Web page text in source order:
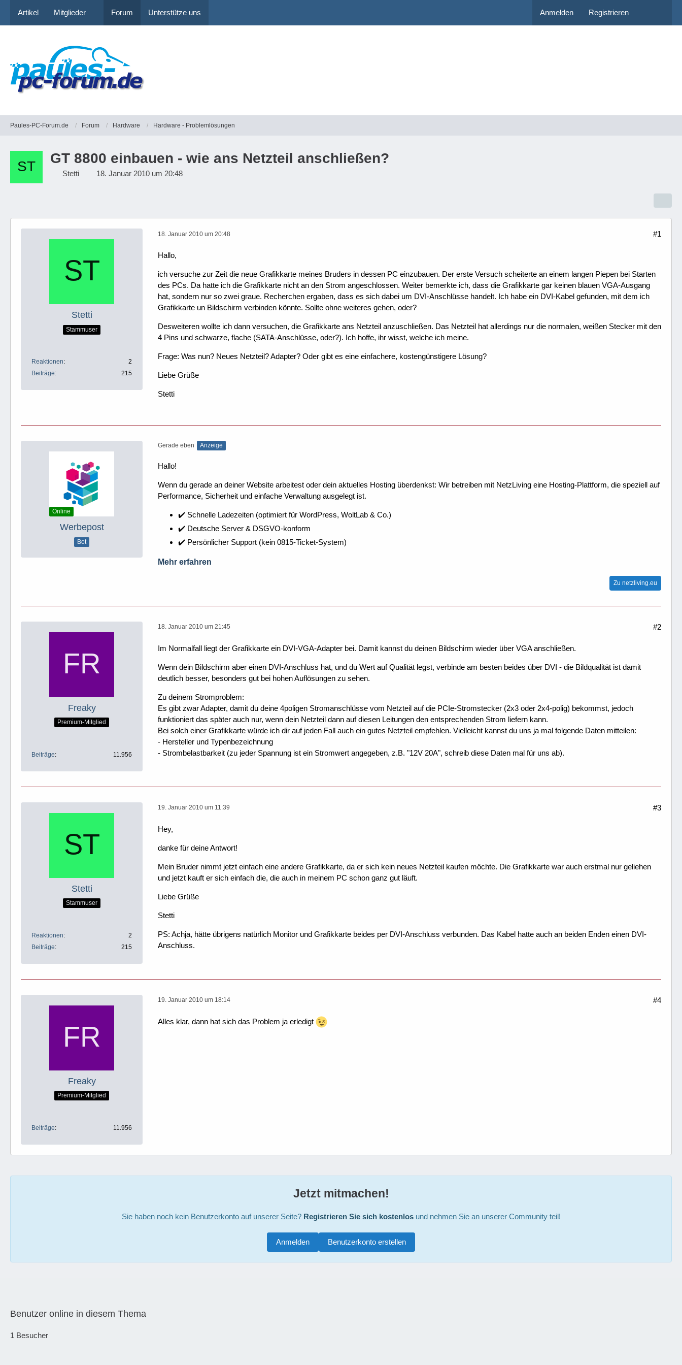
Artikel Mitglieder Forum Unterstütze uns Anmelden Registrieren
Paules-PC-Forum.de Forum Hardware Hardware - Problemlösungen
GT 8800 einbauen - wie ans Netzteil anschließen?
Stetti 18. Januar 2010 um 20:48
Stetti
Stammuser
Reaktionen
2
Beiträge
215
18. Januar 2010 um 20:48 #1
Hallo,
ich versuche zur Zeit die neue Grafikkarte meines Bruders in dessen PC einzubauen. Der erste Versuch scheiterte an einem langen Piepen bei Starten
des PCs. Da hatte ich die Grafikkarte nicht an den Strom angeschlossen. Weiter bemerkte ich, dass die Grafikkarte gar keinen blauen VGA-Ausgang
hat, sondern nur so zwei graue. Recherchen ergaben, dass es sich dabei um DVI-Anschlüsse handelt. Ich habe ein DVI-Kabel gefunden, mit dem ich
Grafikkarte un Bildschirm verbinden könnte. Sollte ohne weiteres gehen, oder?
Desweiteren wollte ich dann versuchen, die Grafikkarte ans Netzteil anzuschließen. Das Netzteil hat allerdings nur die normalen, weißen Stecker mit den
4 Pins und schwarze, flache (SATA-Anschlüsse, oder?). Ich hoffe, ihr wisst, welche ich meine.
Frage: Was nun? Neues Netzteil? Adapter? Oder gibt es eine einfachere, kostengünstigere Lösung?
Liebe Grüße
Stetti
Online
Werbepost
Bot
Gerade eben Anzeige
Hallo!
Wenn du gerade an deiner Website arbeitest oder dein aktuelles Hosting überdenkst: Wir betreiben mit NetzLiving eine Hosting-Plattform, die speziell auf
Performance, Sicherheit und einfache Verwaltung ausgelegt ist.
✔️ Schnelle Ladezeiten (optimiert für WordPress, WoltLab & Co.)
✔️ Deutsche Server & DSGVO-konform
✔️ Persönlicher Support (kein 0815-Ticket-System)
Mehr erfahren
Zu netzliving.eu
Freaky
Premium-Mitglied
Beiträge 11.956
18. Januar 2010 um 21:45 #2
Im Normalfall liegt der Grafikkarte ein DVI-VGA-Adapter bei. Damit kannst du deinen Bildschirm wieder über VGA anschließen.
Wenn dein Bildschirm aber einen DVI-Anschluss hat, und du Wert auf Qualität legst, verbinde am besten beides über DVI - die Bildqualität ist damit
deutlich besser, besonders gut bei hohen Auflösungen zu sehen.
Zu deinem Stromproblem:
Es gibt zwar Adapter, damit du deine 4poligen Stromanschlüsse vom Netzteil auf die PCIe-Stromstecker (2x3 oder 2x4-polig) bekommst, jedoch
funktioniert das später auch nur, wenn dein Netzteil dann auf diesen Leitungen den entsprechenden Strom liefern kann.
Bei solch einer Grafikkarte würde ich dir auf jeden Fall auch ein gutes Netzteil empfehlen. Vielleicht kannst du uns ja mal folgende Daten mitteilen:
- Hersteller und Typenbezeichnung
- Strombelastbarkeit (zu jeder Spannung ist ein Stromwert angegeben, z.B. "12V 20A", schreib diese Daten mal für uns ab).
Stetti
Stammuser
Reaktionen
2
Beiträge
215
19. Januar 2010 um 11:39 #3
Hey,
danke für deine Antwort!
Mein Bruder nimmt jetzt einfach eine andere Grafikkarte, da er sich kein neues Netzteil kaufen möchte. Die Grafikkarte war auch erstmal nur geliehen
und jetzt kauft er sich einfach die, die auch in meinem PC schon ganz gut läuft.
Liebe Grüße
Stetti
PS: Achja, hätte übrigens natürlich Monitor und Grafikkarte beides per DVI-Anschluss verbunden. Das Kabel hatte auch an beiden Enden einen DVI-
Anschluss.
Freaky
Premium-Mitglied
Beiträge 11.956
19. Januar 2010 um 18:14 #4
Alles klar, dann hat sich das Problem ja erledigt
Jetzt mitmachen!
Sie haben noch kein Benutzerkonto auf unserer Seite? Registrieren Sie sich kostenlosund nehmen Sie an unserer Community teil!
Benutzerkonto erstellen
Anmelden
Benutzer online in diesem Thema
1 Besucher